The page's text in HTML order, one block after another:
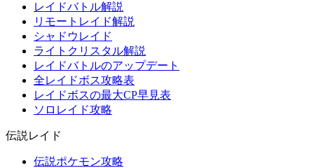
レイドバトル解説
リモートレイド解説
シャドウレイド
ライトクリスタル解説
レイドバトルのアップデート
全レイドボス攻略表
レイドボスの最大CP早見表
ソロレイド攻略
伝説レイド
伝説ポケモン攻略